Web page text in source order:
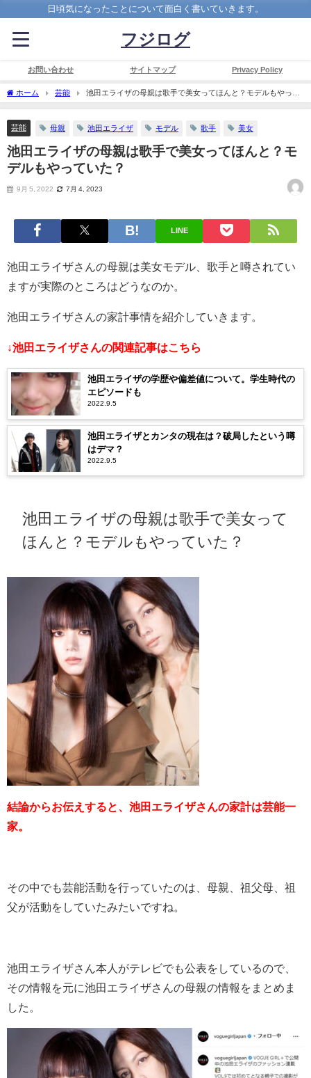
日頃気になったことについて面白く書いていきます。
フジログ
お問い合わせ サイトマップ Privacy Policy
ホーム 芸能
池田エライザの母親は歌手で美女ってほんと？モデルもやって
いた？
芸能 母親 池田エライザ モデル 歌手 美女
池田エライザの母親は歌手で美女ってほんと？モ
デルもやっていた？
9月 5, 2022 7月 4, 2023
LINE
池田エライザさんの母親は美女モデル、歌手と噂されてい
ますが実際のところはどうなのか。
池田エライザさんの家計事情を紹介していきます。
↓池田エライザさんの関連記事はこちら
池田エライザの学歴や偏差値について。学生時代の
エピソードも
2022.9.5
池田エライザとカンタの現在は？破局したという噂
はデマ？
2022.9.5
池田エライザの母親は歌手で美女って
ほんと？モデルもやっていた？
結論からお伝えすると、池田エライザさんの家計は芸能一
家。
その中でも芸能活動を行っていたのは、母親、祖父母、祖
父が活動をしていたみたいですね。
池田エライザさん本人がテレビでも公表をしているので、
その情報を元に池田エライザさんの母親の情報をまとめま
した。